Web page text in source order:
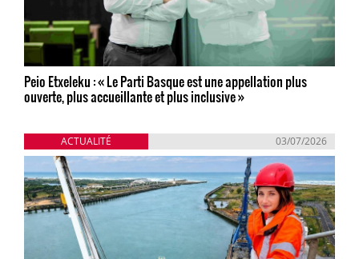
Peio Etxeleku : « Le Parti Basque est une appellation plus
ouverte, plus accueillante et plus inclusive »
ACTUALITÉ 03/07/2026